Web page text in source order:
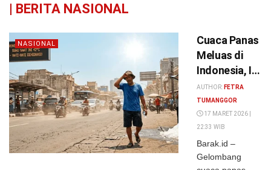
| BERITA NASIONAL
NASIONAL
Cuaca Panas
Meluas di
Indonesia, Ini
Daftar Kota
dengan Suhu
hingga 37°C
AUTHOR: FETRA
TUMANGGOR
17 MARET 2026 |
22:33 WIB
Barak.id –
Gelombang